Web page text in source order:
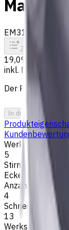
EM311-4KL-
Zum Vergleich
19,09 €
inkl. MwSt.
Der Preis wurde
In den Warenkorb
5
Stirngeometrie
Eckenradius
Anzahl der
4
Schneidenlänge,
13